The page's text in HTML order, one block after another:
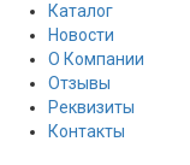
Каталог
Новости
О Компании
Отзывы
Реквизиты
Контакты